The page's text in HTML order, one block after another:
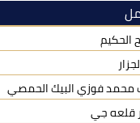
الحكيم
فوزي البيك الحمصي
قلعه جي